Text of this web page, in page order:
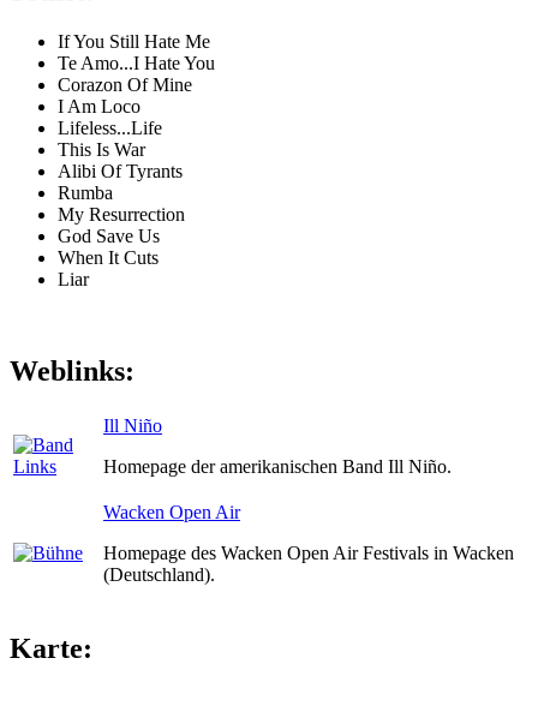
If You Still Hate Me
Te Amo...I Hate You
Corazon Of Mine
I Am Loco
Lifeless...Life
This Is War
Alibi Of Tyrants
Rumba
My Resurrection
God Save Us
When It Cuts
Liar
Weblinks:
Ill Niño
Homepage der amerikanischen Band Ill Niño.
Wacken Open Air
Homepage des Wacken Open Air Festivals in Wacken
(Deutschland).
Karte: